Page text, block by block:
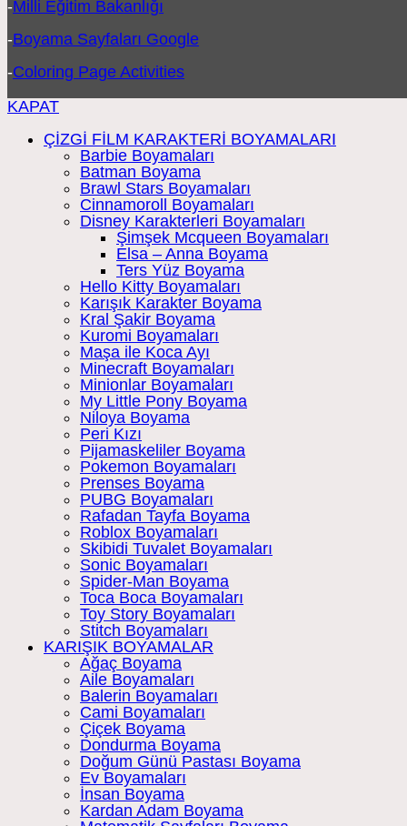
-Milli Eğitim Bakanlığı
-Boyama Sayfaları Google
-Coloring Page Activities
KAPAT
ÇİZGİ FİLM KARAKTERİ BOYAMALARI
Barbie Boyamaları
Batman Boyama
Brawl Stars Boyamaları
Cinnamoroll Boyamaları
Disney Karakterleri Boyamaları
Şimşek Mcqueen Boyamaları
Elsa – Anna Boyama
Ters Yüz Boyama
Hello Kitty Boyamaları
Karışık Karakter Boyama
Kral Şakir Boyama
Kuromi Boyamaları
Maşa ile Koca Ayı
Minecraft Boyamaları
Minionlar Boyamaları
My Little Pony Boyama
Niloya Boyama
Peri Kızı
Pijamaskeliler Boyama
Pokemon Boyamaları
Prenses Boyama
PUBG Boyamaları
Rafadan Tayfa Boyama
Roblox Boyamaları
Skibidi Tuvalet Boyamaları
Sonic Boyamaları
Spider-Man Boyama
Toca Boca Boyamaları
Toy Story Boyamaları
Stitch Boyamaları
KARIŞIK BOYAMALAR
Ağaç Boyama
Aile Boyamaları
Balerin Boyamaları
Cami Boyamaları
Çiçek Boyama
Dondurma Boyama
Doğum Günü Pastası Boyama
Ev Boyamaları
İnsan Boyama
Kardan Adam Boyama